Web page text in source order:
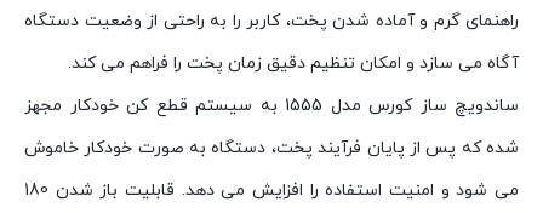
راهنمای گرم و آماده شدن پخت، کاربر را به راحتی از وضعیت دستگاه
آگاه می سازد و امکان تنظیم دقیق زمان پخت را فراهم می کند.
ساندویچ ساز کورس مدل 1555 به سیستم قطع کن خودکار مجهز
شده که پس از پایان فرآیند پخت، دستگاه به صورت خودکار خاموش
می شود و امنیت استفاده را افزایش می دهد. قابلیت باز شدن 180